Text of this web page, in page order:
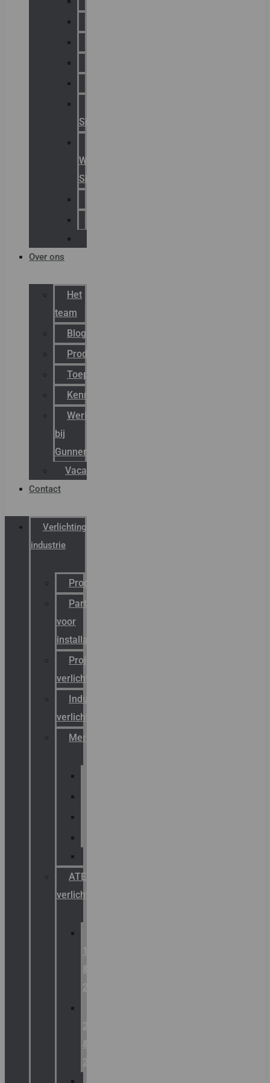
Signaling
Warning
Signals
Over ons
Het
team
Blog
Productnieuws
Toepassingen
Kenniscentrum
Werken
bij
Gunneman
Vacatures
Contact
Verlichting
industrie
Productcatalogus
Partner
voor
installateurs
Projectreferenties
verlichting
Industriële
verlichting
Merken
ATEX
verlichting
1
&
2
21
&
22